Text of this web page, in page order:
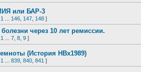
или БАР-3
1 146, 147, 148]
через 10 лет ремиссии.
1 7, 8, 9]
(История HBx1989)
1 839, 840, 841 ]